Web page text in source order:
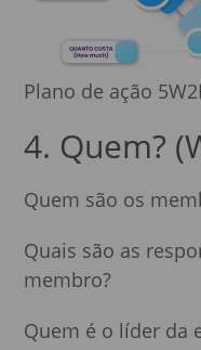
Plano de ação
4. Quem?
Quem são os
Quais são as
membro?
Quem é o líder da